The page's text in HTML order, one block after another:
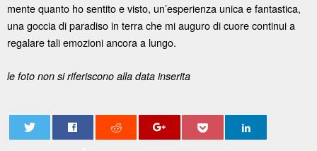
mente quanto ho sentito e visto, un’esperienza unica e fantastica,
una goccia di paradiso in terra che mi auguro di cuore continui a
regalare tali emozioni ancora a lungo.
le foto non si riferiscono alla data inserita